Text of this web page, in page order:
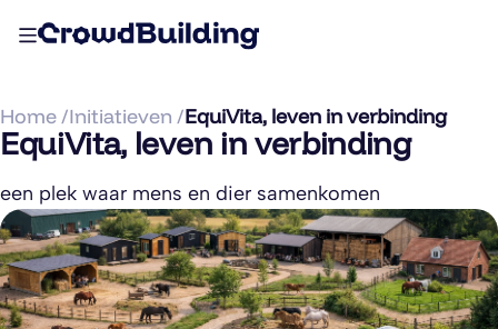
Home /Initiatieven /EquiVita, leven in verbinding
EquiVita, leven in verbinding
een plek waar mens en dier samenkomen